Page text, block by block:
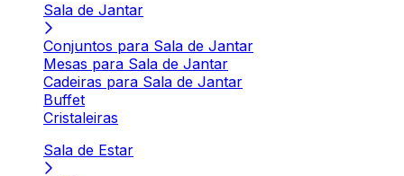
Sala de Jantar
Conjuntos para Sala de Jantar
Mesas para Sala de Jantar
Cadeiras para Sala de Jantar
Buffet
Cristaleiras
Sala de Estar